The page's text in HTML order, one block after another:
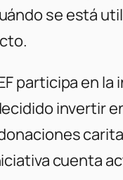
se está
participa en
invertir
cuenta